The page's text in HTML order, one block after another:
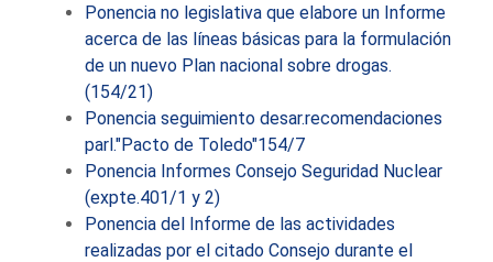
Ponencia no legislativa que elabore un Informe
acerca de las líneas básicas para la formulación
de un nuevo Plan nacional sobre drogas.
(154/21)
Ponencia seguimiento desar.recomendaciones
parl."Pacto de Toledo"154/7
Ponencia Informes Consejo Seguridad Nuclear
(expte.401/1 y 2)
Ponencia del Informe de las actividades
realizadas por el citado Consejo durante el